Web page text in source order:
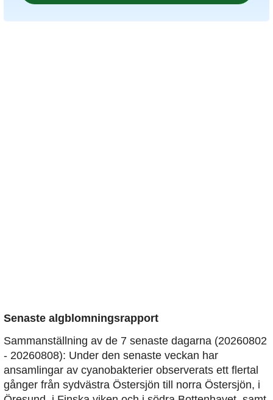
Senaste algblomningsrapport
Sammanställning av de 7 senaste dagarna (20260802
- 20260808): Under den senaste veckan har
ansamlingar av cyanobakterier observerats ett flertal
gånger från sydvästra Östersjön till norra Östersjön, i